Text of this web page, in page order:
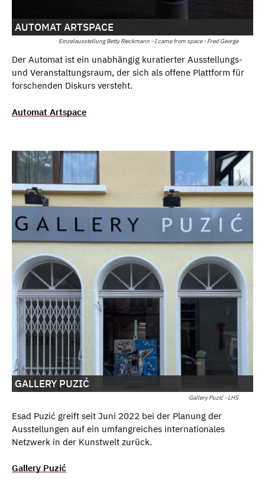
Einzelausstellung Betty Rieckmann - I came from space - Fred George
AUTOMAT ARTSPACE
Der Automat ist ein unabhängig kuratierter Ausstellungs-
und Veranstaltungsraum, der sich als offene Plattform für
forschenden Diskurs versteht.
Automat Artspace
Gallery Puzić - LHS
GALLERY PUZIĆ
Esad Puzić greift seit Juni 2022 bei der Planung der
Ausstellungen auf ein umfangreiches internationales
Netzwerk in der Kunstwelt zurück.
Gallery Puzić